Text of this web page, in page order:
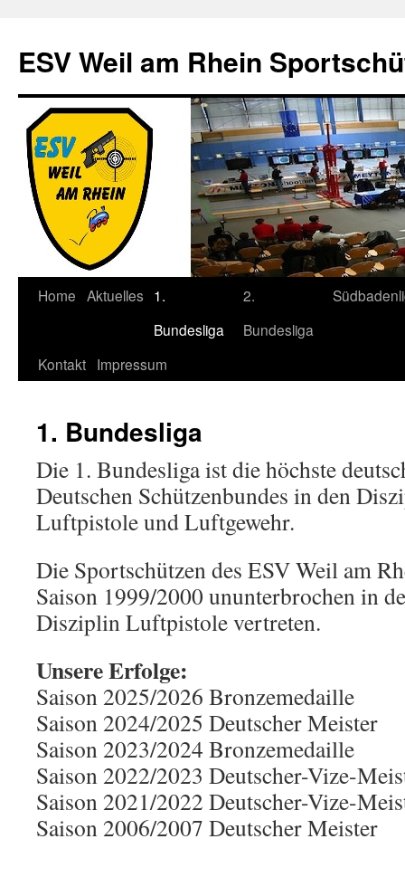
springen
ESV Weil am Rhein
Home Aktuelles 1.
Bundesliga
2.
Bundesliga
Kontakt Impressum
1. Bundesliga
Die 1. Bundesliga ist die höchste
Deutschen Schützenbundes in den
Luftpistole und Luftgewehr.
Die Sportschützen des ESV Weil am
Saison 1999/2000 ununterbrochen in
Disziplin Luftpistole vertreten.
Unsere Erfolge:
Saison 2025/2026 Bronzemedaille
Saison 2024/2025 Deutscher Meister
Saison 2023/2024 Bronzemedaille
Saison 2022/2023 Deutscher-Vize-
Saison 2021/2022 Deutscher-Vize-
Saison 2006/2007 Deutscher Meister